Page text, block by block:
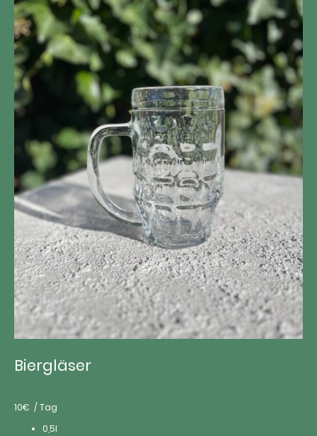
Biergläser
10€ / Tag
0,5l